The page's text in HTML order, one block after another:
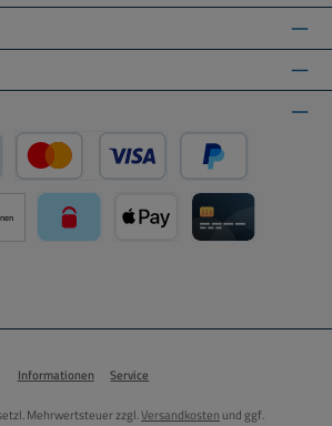
Kredit- oder Debitkarte über PayPal
Später Bezahlen
Informationen Service
Mehrwertsteuer zzgl.Versandkosten und ggf.